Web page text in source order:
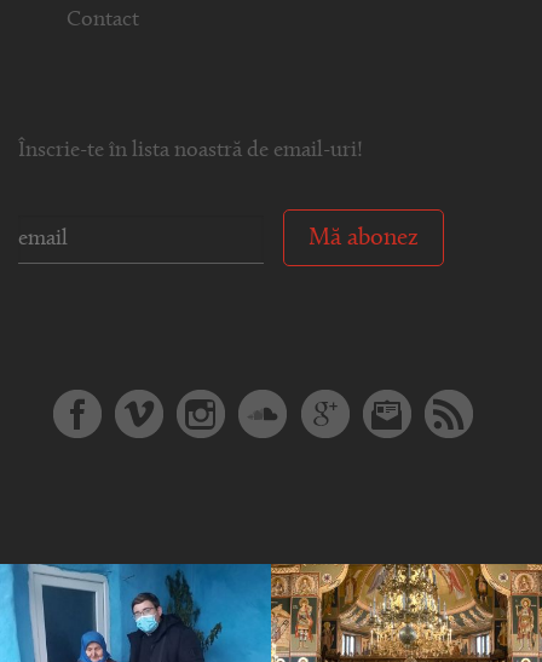
Contact
Înscrie-te în lista noastră de email-uri!
Mă abonez